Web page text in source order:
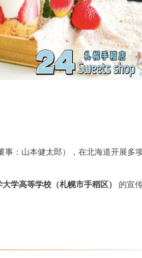
事：山本健太郎），在北海道开展多
学高等学校（札幌市手稻区）
的宣